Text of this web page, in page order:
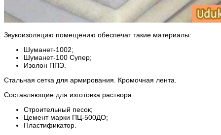
Звукоизоляцию помещению обеспечат такие материалы:
Шуманет-1002;
Шуманет-100 Супер;
Изолон ППЭ.
Стальная сетка для армирования. Кромочная лента.
Составляющие для изготовка раствора:
Строительный песок;
Цемент марки ПЦ-500ДО;
Пластификатор.